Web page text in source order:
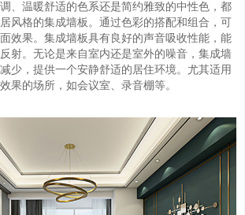
、温暖舒适的色系还是简约雅致的中性色，都
风格的集成墙板。通过色彩的搭配和组合，可
效果。集成墙板具有良好的声音吸收性能，能
射。无论是来自室内还是室外的噪音，集成墙
少，提供一个安静舒适的居住环境。尤其适用
果的场所，如会议室、录音棚等。